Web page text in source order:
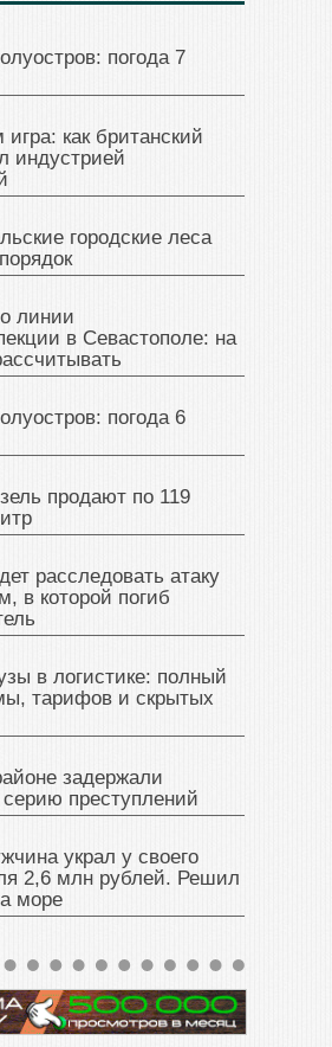
погода 7
как британский
индустрией
городские леса
линии
в Севастополе: на
погода 6
продают по 119
расследовать атаку
в которой погиб
в логистике: полный
тарифов и скрытых
задержали
преступлений
украл у своего
2,6 млн рублей. Решил
море